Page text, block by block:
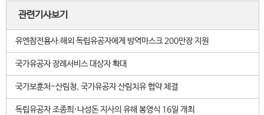
관련기사보기
유엔참전용사.해외 독립유공자에게 방역마스크 200만장 지원
국가유공자 장례서비스 대상자 확대
국가보훈처-산림청, 국가유공자 산림치유 협약 체결
독립유공자 조종희·나성돈 지사의 유해 봉영식 16일 개최